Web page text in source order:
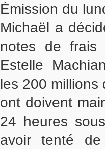
Émission du
Michaël a
notes de frais
Estelle
les 200 millions
ont doivent
24 heures
avoir tenté